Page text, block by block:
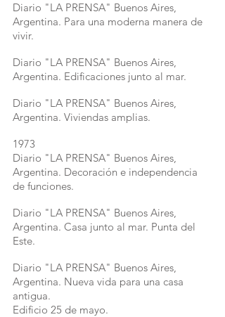
Diario "LA PRENSA" Buenos Aires,
Argentina. Para una moderna manera de
vivir.
Diario "LA PRENSA" Buenos Aires,
Argentina. Edificaciones junto al mar.
Diario "LA PRENSA" Buenos Aires,
Argentina. Viviendas amplias.
1973
Diario "LA PRENSA" Buenos Aires,
Argentina. Decoración e independencia
de funciones.
Diario "LA PRENSA" Buenos Aires,
Argentina. Casa junto al mar. Punta del
Este.
Diario "LA PRENSA" Buenos Aires,
Argentina. Nueva vida para una casa
antigua.
Edificio 25 de mayo.